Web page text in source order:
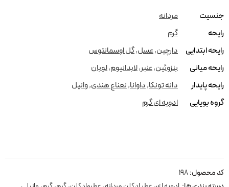
جنسیت
مردانه
رایحه
گرم
رایحه ابتدایی
دارچین,عسل,گل اوسمانتوس
رایحه میانی
بنزوئین,عنبر,لابدانیوم,لوبان
رایحه پایدار
دانه تونکا,داوانا,نعناع هندی,وانیل
گروه بویایی
ادویه ای گرم
کد محصول:198